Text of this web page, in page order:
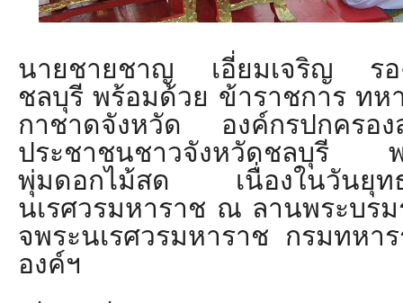
นายชายชาญ เอี่ยมเจริญ รอง
ชลบุรี พร้อมด้วย ข้าราชการ ทห
กาชาดจังหวัด องค์กรปกครอ
ประชาชนชาวจังหวัดชลบุรี พ
พุ่มดอกไม้สด เนื่องในวันยุทธ
นเรศวรมหาราช ณ ลานพระบรม
จพระนเรศวรมหาราช กรมทห
องค์ฯ